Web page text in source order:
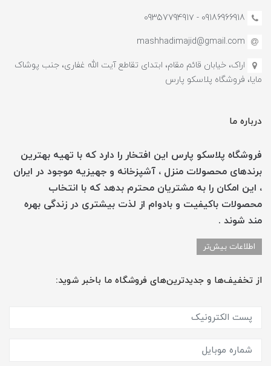
09186966918 - 0935779491۷
mashhadimajid@gmail.com
اراک، خیابان قائم مقام، ابتدای تقاطع آیت الله غفاری، جنب پوشاک
مایا، فروشگاه پلاسکو پارس
درباره ما
فروشگاه پلاسکو پارس این افتخار را دارد که با تهیه بهترین
برندهای محصولات منزل ، آشپزخانه و جهیزیه موجود در ایران
، این امکان را به مشتریان محترم بدهد که با انتخاب
محصولات باکیفیت و بادوام از لذت بیشتری در زندگی بهره
مند شوند .
اطلاعات بیش‌تر
از تخفیف‌ها و جدیدترین‌های فروشگاه ما باخبر شوید: